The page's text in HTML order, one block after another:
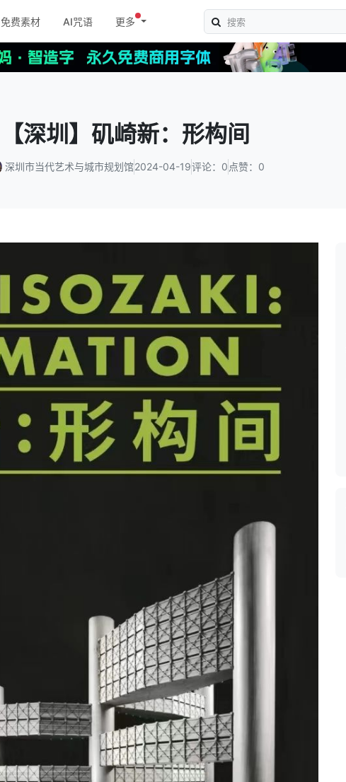
免费素材 AI咒语
更多
【深圳】矶崎新：形构间
深圳市当代艺术与城市规划馆2024-04-19评论：0 点赞：0